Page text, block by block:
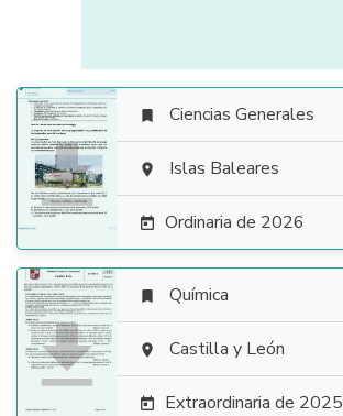

 Ciencias Generales
 Islas Baleares
 Ordinaria de 2026

 Química
 Castilla y León
 Extraordinaria de 2025